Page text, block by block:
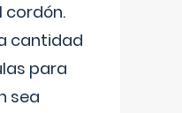
cordón.
cantidad
para
sea